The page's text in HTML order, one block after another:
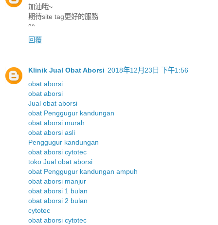
加油哦~
期待site tag更好的服務
^^
回覆
Klinik Jual Obat Aborsi 2018年12月23日 下午1:56
obat aborsi
obat aborsi
Jual obat aborsi
obat Penggugur kandungan
obat aborsi murah
obat aborsi asli
Penggugur kandungan
obat aborsi cytotec
toko Jual obat aborsi
obat Penggugur kandungan ampuh
obat aborsi manjur
obat aborsi 1 bulan
obat aborsi 2 bulan
cytotec
obat aborsi cytotec